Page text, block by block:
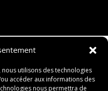
utilisons des technologies
accéder aux informations des
nous permettra de